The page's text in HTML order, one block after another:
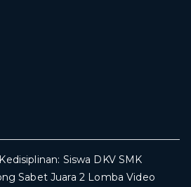
Siswa DKV SMK
Sabet Juara 2 Lomba Video